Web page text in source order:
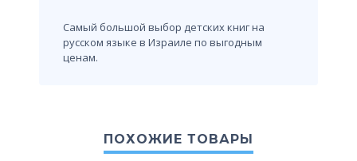
Самый большой выбор детских книг на
русском языке в Израиле по выгодным
ценам.
ПОХОЖИЕ ТОВАРЫ